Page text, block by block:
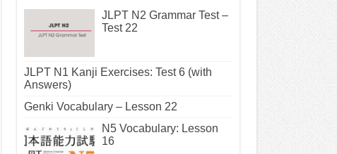
JLPT N2 Grammar Test –
Test 22
JLPT N1 Kanji Exercises: Test 6 (with
Answers)
Genki Vocabulary – Lesson 22
N5 Vocabulary: Lesson
16